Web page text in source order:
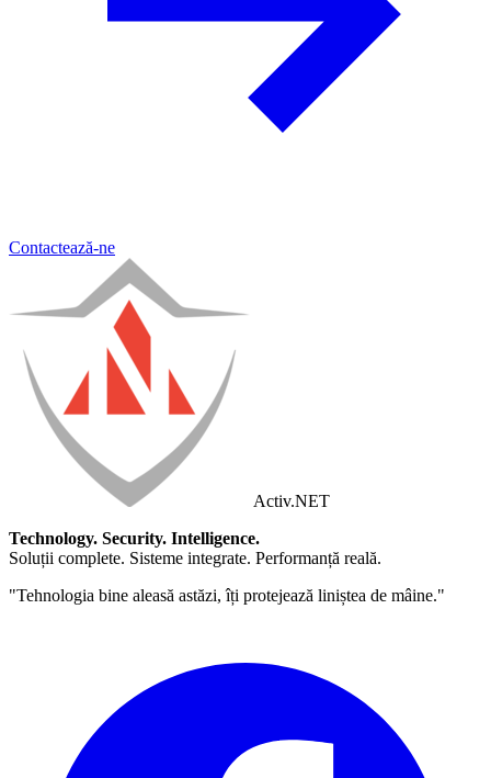
Contactează-ne
Activ.NET
Technology. Security. Intelligence.
Soluții complete. Sisteme integrate. Performanță reală.
"Tehnologia bine aleasă astăzi, îți protejează liniștea de mâine."